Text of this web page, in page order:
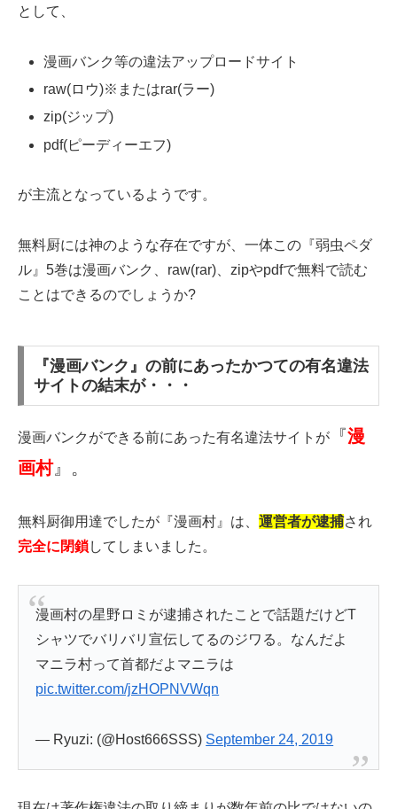
として、
漫画バンク等の違法アップロードサイト
raw(ロウ)※またはrar(ラー)
zip(ジップ)
pdf(ピーディーエフ)
が主流となっているようです。
無料厨には神のような存在ですが、一体この『弱虫ペダ
ル』5巻は漫画バンク、raw(rar)、zipやpdfで無料で読む
ことはできるのでしょうか?
『漫画バンク』の前にあったかつての有名違法
サイトの結末が・・・
漫画バンクができる前にあった有名違法サイトが 『漫
画村』。
無料厨御用達でしたが『漫画村』は、 運営者が逮捕され
完全に閉鎖してしまいました。
漫画村の星野ロミが逮捕されたことで話題だけどT
シャツでバリバリ宣伝してるのジワる。なんだよ
マニラ村って首都だよマニラは
pic.twitter.com/jzHOPNVWqn
— Ryuzi: (@Host666SSS) September 24, 2019